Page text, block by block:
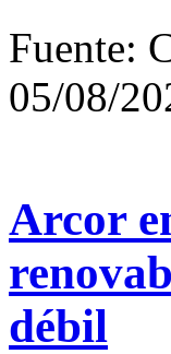
Fuente:
05/08/
Arcor
débil